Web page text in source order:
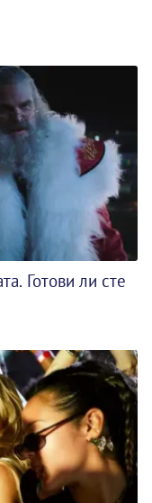
Готови ли сте